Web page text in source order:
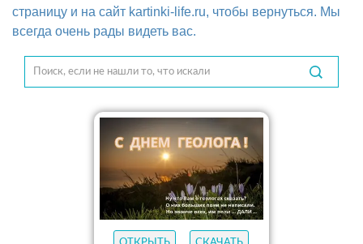
страницу и на сайт kartinki-life.ru, чтобы вернуться. Мы
всегда очень рады видеть вас.